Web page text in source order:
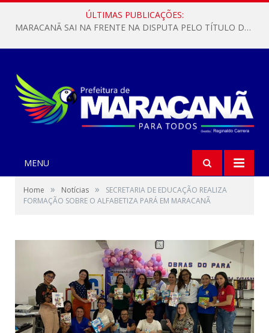
ÚLTIMAS PUBLICAÇÕES:
MARACANÃ SAI NA FRENTE NA DISPUTA PELO TÍTULO DA COPA PARÁ SUB-17!
MENU
Home » Notícias »
SECRETARIA DE EDUCAÇÃO REALIZA
FORMAÇÃO SOBRE O ALFABETIZA PARÁ EM MARACANÃ